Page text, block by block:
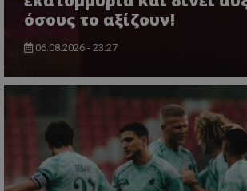
όσους το αξίζουν!
06.08.2026 - 23:27